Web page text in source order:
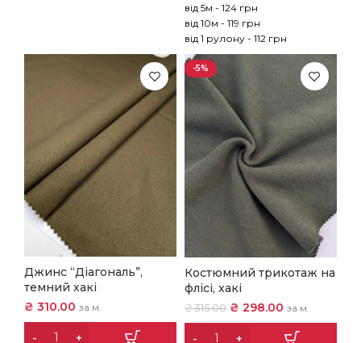
від 5м - 124 грн
від 10м - 119 грн
від 1 рулону - 112 грн
Джинс “Діагональ”,
темний хакі
₴ 310.00 за м.
-5%
Костюмний трикотаж на
флісі, хакі
₴315.00 ₴ 298.00 за м.